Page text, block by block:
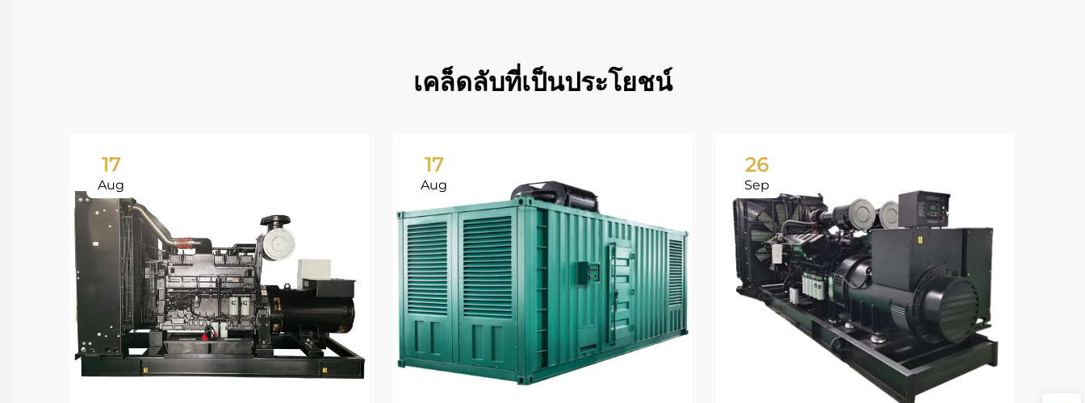
เคล็ดลับที่เป็นประโยชน์
17
Aug
17
Aug
26
Sep